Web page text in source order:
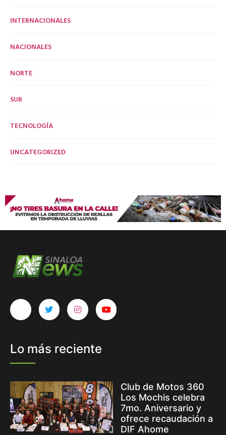
INTERNACIONALES
NACIONALES
NORTE
SUR
TECNOLOGÍA
UNCATEGORIZED
Lo más reciente
Club de Motos 360
Los Mochis celebra
7mo. Aniversario y
ofrece recaudación a
DIF Ahome